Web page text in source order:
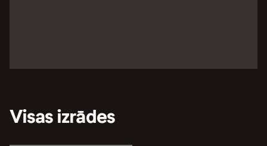
Visas izrādes